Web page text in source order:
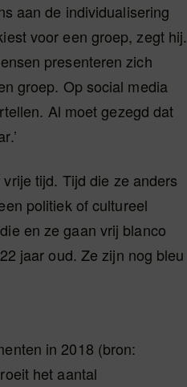
aan de individualisering
voor een groep, zegt hij.
presenteren zich
groep. Op social media
Al moet gezegd dat
tijd. Tijd die ze anders
politiek of cultureel
en ze gaan vrij blanco
jaar oud. Ze zijn nog bleu
in 2018 (bron:
het aantal